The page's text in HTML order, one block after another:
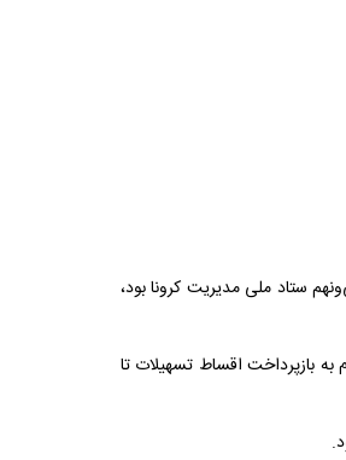
بخش گردشگری تا پایان سال ۹۹ که مربوط به موضوع جلسه سی‌ونهم ستاد ملی مدیریت کرونا بود،
بازپرداخت اقساط تسهیلات تا